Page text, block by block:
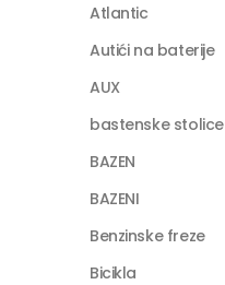
Atlantic
Autići na baterije
AUX
bastenske stolice
BAZEN
BAZENI
Benzinske freze
Bicikla